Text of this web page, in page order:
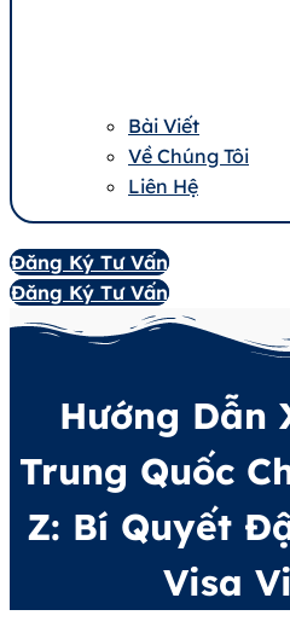
Bài Viết
Về Chúng Tôi
Liên Hệ
Đăng Ký Tư Vấn
Đăng Ký Tư Vấn
Hướng Dẫn
Trung Quốc
Z: Bí Quyết
Visa